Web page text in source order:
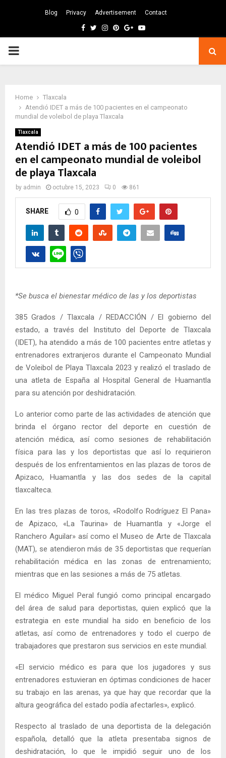
Blog Privacy Advertisement Contact
Facebook
TwitterInstagram
Pinterest
GoogleYoutube
PRIMARY
Home
Tlaxcala
Atendió IDET a más de 100 pacientes en el campeonato
mundial de voleibol de playa Tlaxcala
Tlaxcala
Atendió IDET a más de 100 pacientes
en el campeonato mundial de voleibol
de playa Tlaxcala
by admin octubre 15, 2023 0 861
SHARE 0
*Se busca el bienestar médico de las y los deportistas
385 Grados / Tlaxcala / REDACCIÓN / El gobierno del
estado, a través del Instituto del Deporte de Tlaxcala
(IDET), ha atendido a más de 100 pacientes entre atletas y
entrenadores extranjeros durante el Campeonato Mundial
de Voleibol de Playa Tlaxcala 2023 y realizó el traslado de
una atleta de España al Hospital General de Huamantla
para su atención por deshidratación.
Lo anterior como parte de las actividades de atención que
brinda el órgano rector del deporte en cuestión de
atención médica, así como sesiones de rehabilitación
física para las y los deportistas que así lo requirieron
después de los enfrentamientos en las plazas de toros de
Apizaco, Huamantla y las dos sedes de la capital
tlaxcalteca.
En las tres plazas de toros, «Rodolfo Rodríguez El Pana»
de Apizaco, «La Taurina» de Huamantla y «Jorge el
Ranchero Aguilar» así como el Museo de Arte de Tlaxcala
(MAT), se atendieron más de 35 deportistas que requerían
rehabilitación médica en las zonas de entrenamiento;
mientras que en las sesiones a más de 75 atletas.
El médico Miguel Peral fungió como principal encargado
del área de salud para deportistas, quien explicó que la
estrategia en este mundial ha sido en beneficio de los
atletas, así como de entrenadores y todo el cuerpo de
trabajadores que prestaron sus servicios en este mundial.
«El servicio médico es para que los jugadores y sus
entrenadores estuvieran en óptimas condiciones de hacer
su trabajo en las arenas, ya que hay que recordar que la
altura geográfica del estado podía afectarles», explicó.
Respecto al traslado de una deportista de la delegación
española, detalló que la atleta presentaba signos de
deshidratación, lo que le impidió seguir uno de los